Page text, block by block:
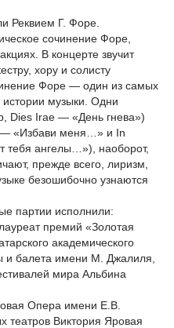
Реквием Г. Форе.
сочинение Форе,
В концерте звучит
хору и солисту
Форе — один из самых
истории музыки. Одни
Dies Irae — «День гнева»)
— «Избави меня…» и In
тебя ангелы…»), наоборот,
прежде всего, лиризм,
безошибочно узнаются
партии исполнили:
премий «Золотая
академического
и балета имени М. Джалиля,
мира Альбина
Опера имени Е.В.
театров Виктория Яровая